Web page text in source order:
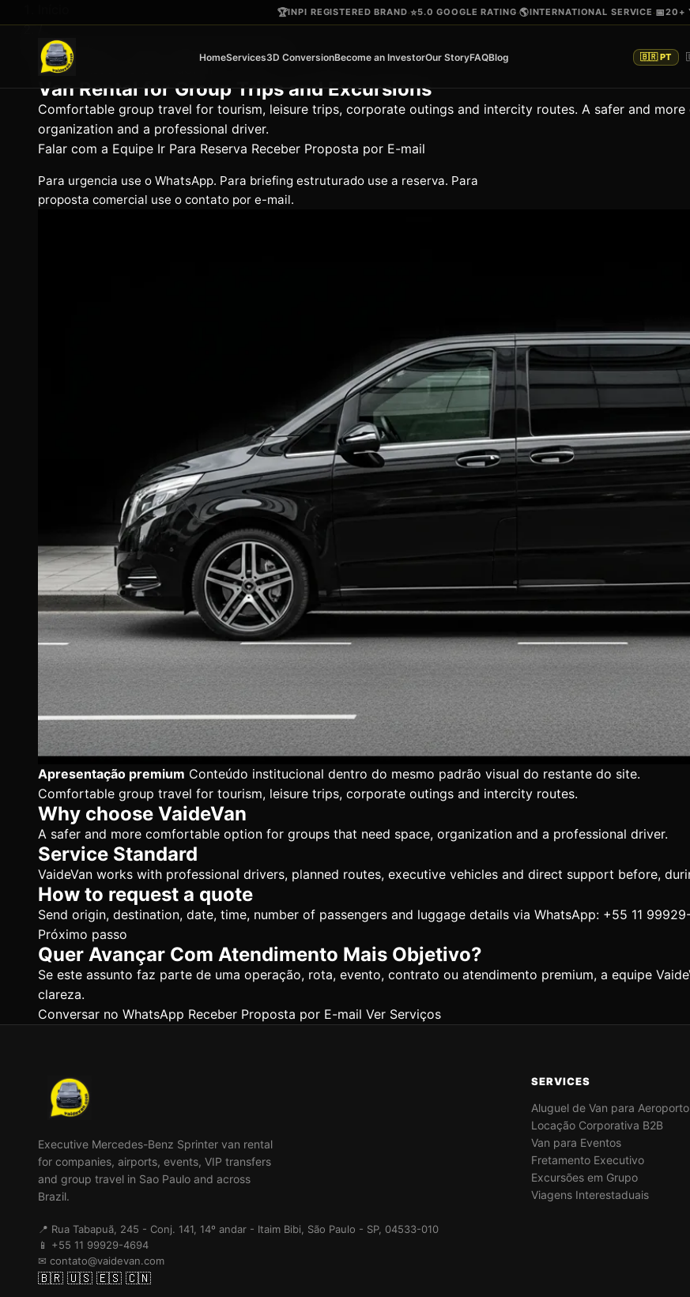
🏆INPI REGISTERED BRAND·⭐5.0 GOOGLE RATING·🌎INTERNATIONAL SERVICE ·📅20+
HomeServices3D ConversionBecome an InvestorOur StoryFAQBlog 🇧🇷 PT
/
Van Rental for Group Trips and Excursions
Página institucional VaideVan
Van Rental for Group Trips and Excursions
Comfortable group travel for tourism, leisure trips, corporate outings and intercity routes. A safer and
organization and a professional driver.
Falar com a Equipe Ir Para Reserva Receber Proposta por E-mail
Para urgencia use o WhatsApp. Para briefing estruturado use a reserva. Para
proposta comercial use o contato por e-mail.
Apresentação premium Conteúdo institucional dentro do mesmo padrão visual do restante do site.
Comfortable group travel for tourism, leisure trips, corporate outings and intercity routes.
Why choose VaideVan
A safer and more comfortable option for groups that need space, organization and a professional driver.
Service Standard
VaideVan works with professional drivers, planned routes, executive vehicles and direct support before,
How to request a quote
Send origin, destination, date, time, number of passengers and luggage details via WhatsApp: +55 11
Próximo passo
Quer Avançar Com Atendimento Mais Objetivo?
Se este assunto faz parte de uma operação, rota, evento, contrato ou atendimento premium, a equipe
clareza.
Conversar no WhatsApp Receber Proposta por E-mail Ver Serviços
Executive Mercedes-Benz Sprinter van rental
for companies, airports, events, VIP transfers
and group travel in Sao Paulo and across
Brazil.
📍 Rua Tabapuã, 245 - Conj. 141, 14º andar - Itaim Bibi, São Paulo - SP, 04533-010
📱 +55 11 99929-4694
✉ contato@vaidevan.com
🇧🇷 🇺🇸 🇪🇸 🇨🇳
SERVICES
Aluguel de Van para Aeroporto
Locação Corporativa B2B
Van para Eventos
Fretamento Executivo
Excursões em Grupo
Viagens Interestaduais